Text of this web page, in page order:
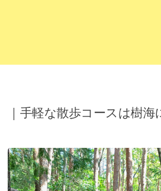
｜手軽な散歩コースは樹海